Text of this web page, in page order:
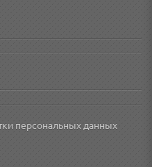
персональных данных